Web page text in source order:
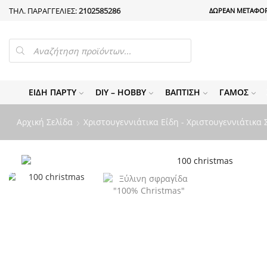
ΤΗΛ. ΠΑΡΑΓΓΕΛΙΕΣ:2102585286 ΔΩΡΕΑΝ
PRODUCTS
SEARCH
ΕΊΔΗ ΠΆΡΤΥ DIY – HOBBY ΒΆΠΤΙΣΗ ΓΆΜΟΣ
Αρχική Σελίδα Χριστουγεννιάτικα Είδη - Χριστουγεννιάτικα